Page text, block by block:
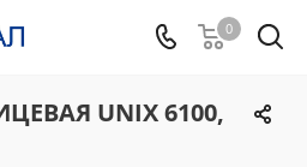
0
UNIX 6100,